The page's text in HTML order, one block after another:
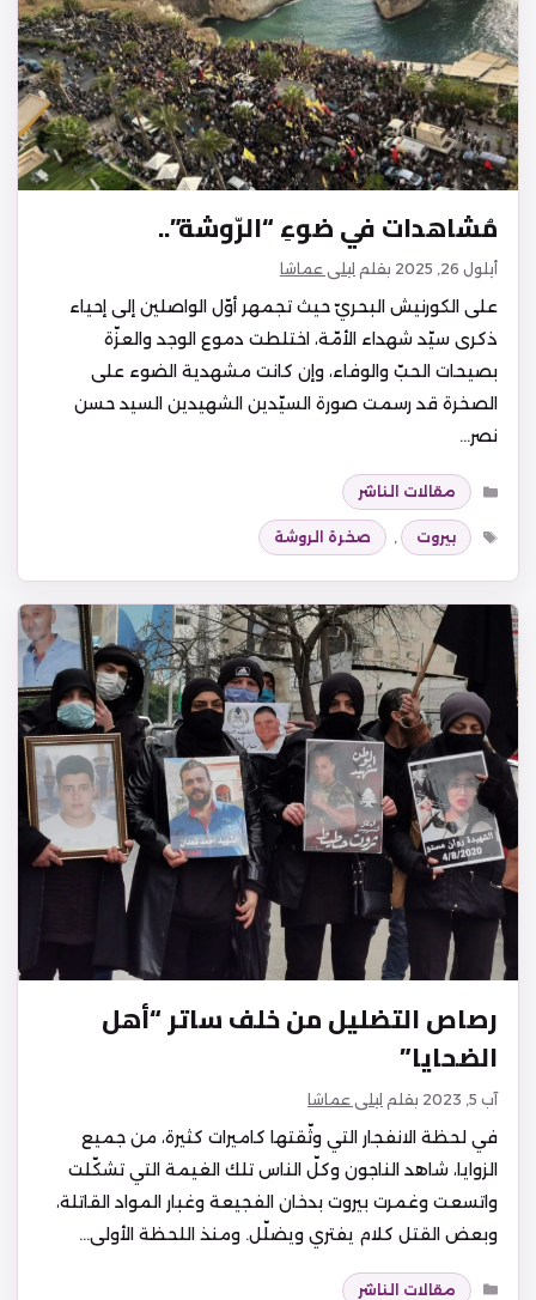
مُشاهدات في ضوءِ “الرّوشة”..
أيلول 26, 2025 بقلم ليلى عماشا
على الكورنيش البحريّ حيث تجمهر أوّل الواصلين إلى إحياء
ذكرى سيّد شهداء الأمّة، اختلطت دموع الوجد والعزّة
بصيحات الحبّ والوفاء، وإن كانت مشهدية الضوء على
الصخرة قد رسمت صورة السيّدين الشهيدين السيد حسن
نصر…
التصنيفات
مقالات الناشر
الوسوم
بيروت , صخرة الروشة
رصاص التضليل من خلف ساتر “أهل
الضحايا”
آب 5, 2023 بقلم ليلى عماشا
في لحظة الانفجار التي وثّقتها كاميرات كثيرة، من جميع
الزوايا، شاهد الناجون وكلّ الناس تلك الغيمة التي تشكّلت
واتسعت وغمرت بيروت بدخان الفجيعة وغبار المواد القاتلة،
وبعض القتل كلام يفتري ويضلّل. ومنذ اللحظة الأولى…
التصنيفات
مقالات الناشر